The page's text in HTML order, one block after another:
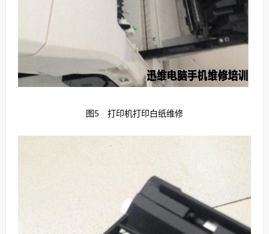
图5 打印机打印白纸维修